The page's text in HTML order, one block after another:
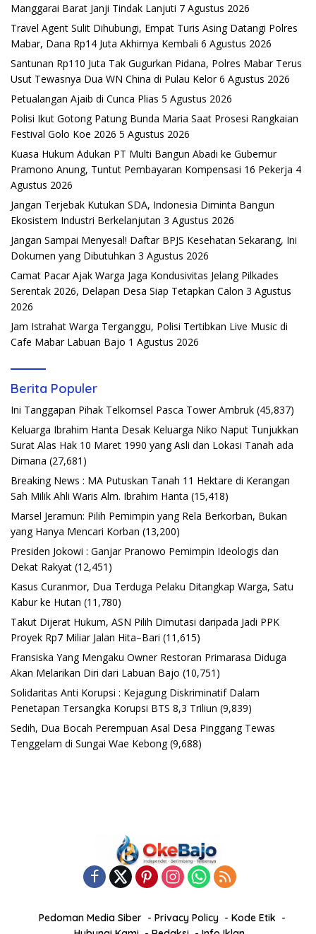
Manggarai Barat Janji Tindak Lanjuti 7 Agustus 2026
Travel Agent Sulit Dihubungi, Empat Turis Asing Datangi Polres
Mabar, Dana Rp14 Juta Akhirnya Kembali 6 Agustus 2026
Santunan Rp110 Juta Tak Gugurkan Pidana, Polres Mabar Terus
Usut Tewasnya Dua WN China di Pulau Kelor 6 Agustus 2026
Petualangan Ajaib di Cunca Plias 5 Agustus 2026
Polisi Ikut Gotong Patung Bunda Maria Saat Prosesi Rangkaian
Festival Golo Koe 2026 5 Agustus 2026
Kuasa Hukum Adukan PT Multi Bangun Abadi ke Gubernur
Pramono Anung, Tuntut Pembayaran Kompensasi 16 Pekerja 4
Agustus 2026
Jangan Terjebak Kutukan SDA, Indonesia Diminta Bangun
Ekosistem Industri Berkelanjutan 3 Agustus 2026
Jangan Sampai Menyesal! Daftar BPJS Kesehatan Sekarang, Ini
Dokumen yang Dibutuhkan 3 Agustus 2026
Camat Pacar Ajak Warga Jaga Kondusivitas Jelang Pilkades
Serentak 2026, Delapan Desa Siap Tetapkan Calon 3 Agustus
2026
Jam Istrahat Warga Terganggu, Polisi Tertibkan Live Music di
Cafe Mabar Labuan Bajo 1 Agustus 2026
Berita Populer
Ini Tanggapan Pihak Telkomsel Pasca Tower Ambruk (45,837)
Keluarga Ibrahim Hanta Desak Keluarga Niko Naput Tunjukkan
Surat Alas Hak 10 Maret 1990 yang Asli dan Lokasi Tanah ada
Dimana (27,681)
Breaking News : MA Putuskan Tanah 11 Hektare di Kerangan
Sah Milik Ahli Waris Alm. Ibrahim Hanta (15,418)
Marsel Jeramun: Pilih Pemimpin yang Rela Berkorban, Bukan
yang Hanya Mencari Korban (13,200)
Presiden Jokowi : Ganjar Pranowo Pemimpin Ideologis dan
Dekat Rakyat (12,451)
Kasus Curanmor, Dua Terduga Pelaku Ditangkap Warga, Satu
Kabur ke Hutan (11,780)
Takut Dijerat Hukum, ASN Pilih Dimutasi daripada Jadi PPK
Proyek Rp7 Miliar Jalan Hita–Bari (11,615)
Fransiska Yang Mengaku Owner Restoran Primarasa Diduga
Akan Melarikan Diri dari Labuan Bajo (10,751)
Solidaritas Anti Korupsi : Kejagung Diskriminatif Dalam
Penetapan Tersangka Korupsi BTS 8,3 Triliun (9,839)
Sedih, Dua Bocah Perempuan Asal Desa Pinggang Tewas
Tenggelam di Sungai Wae Kebong (9,688)
Pedoman Media Siber Privacy Policy
Kode Etik